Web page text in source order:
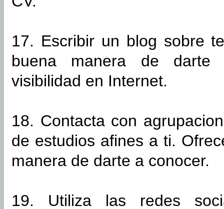
17. Escribir un blog sobre
buena manera de darte
visibilidad en Internet.
18. Contacta con
de estudios afines a ti.
manera de darte a conocer.
19. Utiliza las redes